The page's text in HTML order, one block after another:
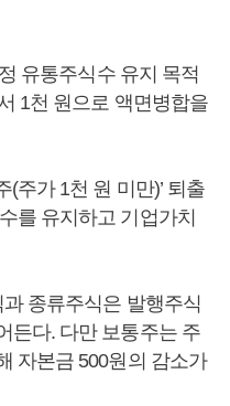
유통주식수 유지 목적
1천 원으로 액면병합을
(주가 1천 원 미만)’ 퇴출
를 유지하고 기업가치
종류주식은 발행주식
든다. 다만 보통주는 주
자본금 500원의 감소가